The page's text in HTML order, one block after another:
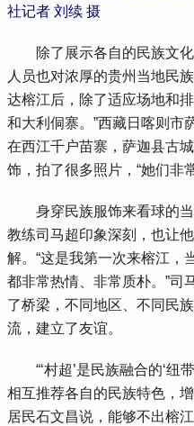
社记者 刘续 摄
除了展示各自的民族文化
人员也对浓厚的贵州当地民
达榕江后，除了适应场地和
和大利侗寨。”西藏日喀则市
在西江千户苗寨，萨迦县古
饰，拍了很多照片，“她们非
身穿民族服饰来看球的当
教练司马超印象深刻，也让
解。“这是我第一次来榕江，
都非常热情、非常质朴。”司
了桥梁，不同地区、不同民
流，建立了友谊。
“‘村超’是民族融合的‘纽带
相互推荐各自的民族特色，
居民石文昌说，能够不出榕